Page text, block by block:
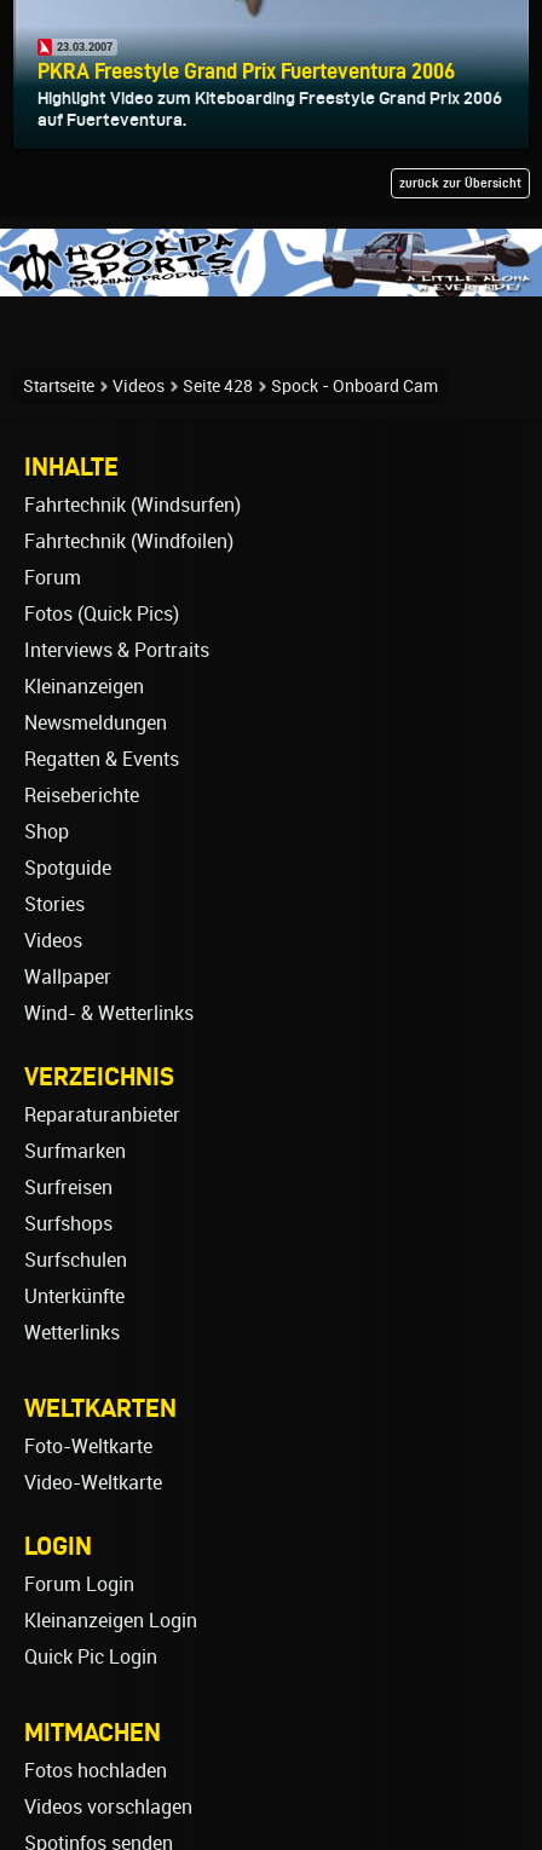
23.03.2007
PKRA Freestyle Grand Prix Fuerteventura 2006
Highlight Video zum Kiteboarding Freestyle Grand Prix 2006
auf Fuerteventura.
zurück zur Übersicht
Startseite Videos Seite 428 Spock - Onboard Cam
INHALTE
Fahrtechnik (Windsurfen)
Fahrtechnik (Windfoilen)
Forum
Fotos (Quick Pics)
Interviews & Portraits
Kleinanzeigen
Newsmeldungen
Regatten & Events
Reiseberichte
Shop
Spotguide
Stories
Videos
Wallpaper
Wind- & Wetterlinks
VERZEICHNIS
Reparaturanbieter
Surfmarken
Surfreisen
Surfshops
Surfschulen
Unterkünfte
Wetterlinks
WELTKARTEN
Foto-Weltkarte
Video-Weltkarte
LOGIN
Forum Login
Kleinanzeigen Login
Quick Pic Login
MITMACHEN
Fotos hochladen
Videos vorschlagen
Spotinfos senden